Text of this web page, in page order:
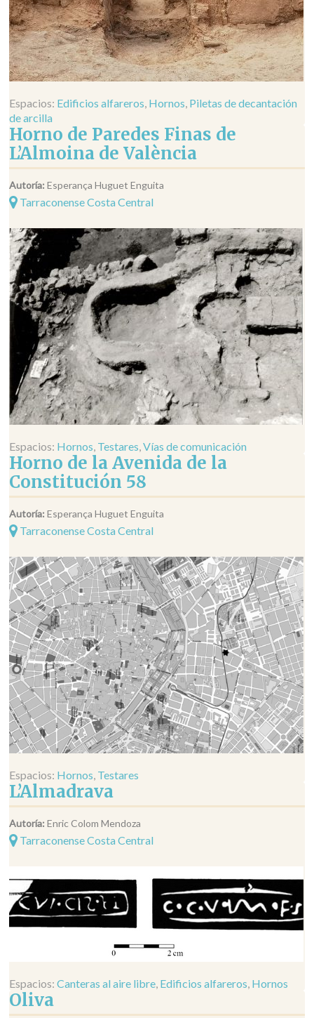
Espacios: Edificios alfareros Hornos Piletas de decantación
de arcilla
Horno de Paredes Finas de
L’Almoina de València
Autoría:Esperança Huguet Enguita
Tarraconense Costa Central
Espacios: Hornos Testares ,Vías de comunicación
Horno de la Avenida de la
Constitución 58
Autoría:Esperança Huguet Enguita
Tarraconense Costa Central
Espacios: Hornos Testares
L’Almadrava
Autoría:Enric Colom Mendoza
Tarraconense Costa Central
Espacios:Canteras al aire libre Edificios alfareros Hornos
Oliva